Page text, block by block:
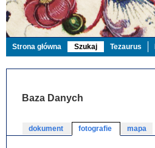
Strona główna Szukaj Tezaurus
Baza Danych
dokument fotografie mapa